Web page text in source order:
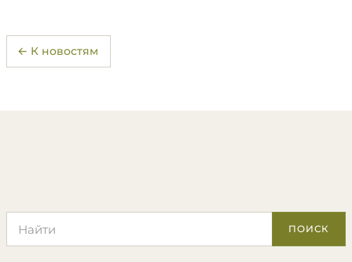
← К новостям
ПОИСК